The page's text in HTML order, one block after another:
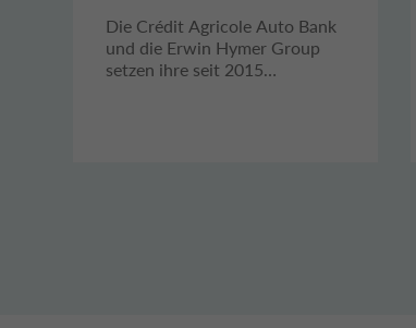
ERFOLGREICHE
PARTNERSCHAFT
Die Crédit Agricole Auto Bank
und die Erwin Hymer Group
setzen ihre seit 2015